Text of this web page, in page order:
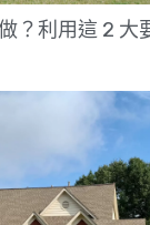
？利用這 2 大